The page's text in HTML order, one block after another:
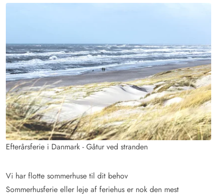
Efterårsferie i Danmark - Gåtur ved stranden
Vi har flotte sommerhuse til dit behov
Sommerhusferie eller leje af feriehus er nok den mest